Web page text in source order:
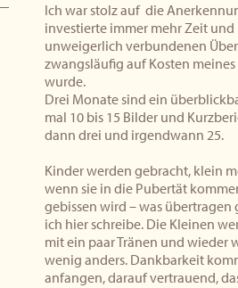
Ich war stolz auf die
investierte immer mehr Zeit
unweigerlich verbundenen
zwangsläufig auf Kosten
wurde.
Drei Monate sind ein
mal 10 bis 15 Bilder und
dann drei und irgendwann 25.
Kinder werden gebracht, klein
wenn sie in die Pubertät
gebissen wird – was
ich hier schreibe. Die Kleinen
mit ein paar Tränen und wieder
wenig anders. Dankbarkeit
anfangen, darauf vertrauend,